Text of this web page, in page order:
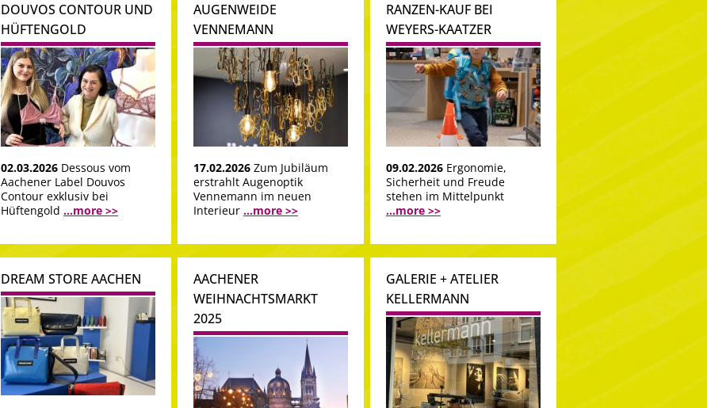
DOUVOS CONTOUR UND
HÜFTENGOLD
02.03.2026 Dessous vom
Aachener Label Douvos
Contour exklusiv bei
Hüftengold ...more >>
AUGENWEIDE
VENNEMANN
17.02.2026 Zum Jubiläum
erstrahlt Augenoptik
Vennemann im neuen
Interieur ...more >>
RANZEN-KAUF BEI
WEYERS-KAATZER
09.02.2026 Ergonomie,
Sicherheit und Freude
stehen im Mittelpunkt
...more >>
DREAM STORE AACHEN
AACHENER
WEIHNACHTSMARKT
2025
GALERIE + ATELIER
KELLERMANN